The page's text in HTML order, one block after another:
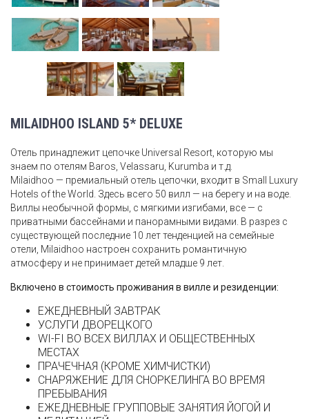
MILAIDHOO ISLAND 5* DELUXE
Отель принадлежит цепочке Universal Resort, которую мы
знаем по отелям Baros, Velassaru, Kurumba и т.д.
Milaidhoo — премиальный отель цепочки, входит в Small Luxury
Hotels of the World. Здесь всего 50 вилл — на берегу и на воде.
Виллы необычной формы, с мягкими изгибами, все — с
приватными бассейнами и панорамными видами. В разрез с
существующей последние 10 лет тенденцией на семейные
отели, Milaidhoo настроен сохранить романтичную
атмосферу и не принимает детей младше 9 лет.
Включено в стоимость проживания в вилле и резиденции:
ЕЖЕДНЕВНЫЙ ЗАВТРАК
УСЛУГИ ДВОРЕЦКОГО
WI-FI ВО ВСЕХ ВИЛЛАХ И ОБЩЕСТВЕННЫХ
МЕСТАХ
ПРАЧЕЧНАЯ (КРОМЕ ХИМЧИСТКИ)
СНАРЯЖЕНИЕ ДЛЯ СНОРКЕЛИНГА ВО ВРЕМЯ
ПРЕБЫВАНИЯ
ЕЖЕДНЕВНЫЕ ГРУППОВЫЕ ЗАНЯТИЯ ЙОГОЙ И